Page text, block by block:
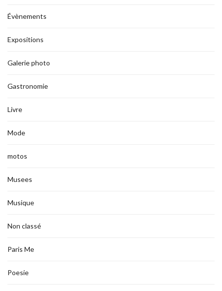
Évènements
Expositions
Galerie photo
Gastronomie
Livre
Mode
motos
Musees
Musique
Non classé
Paris Me
Poesie